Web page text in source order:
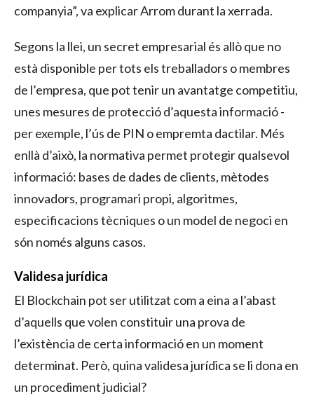
companyia”, va explicar Arrom durant la xerrada.
Segons la llei, un secret empresarial és allò que no
està disponible per tots els treballadors o membres
de l’empresa, que pot tenir un avantatge competitiu,
unes mesures de protecció d’aquesta informació -
per exemple, l’ús de PIN o empremta dactilar. Més
enllà d’això, la normativa permet protegir qualsevol
informació: bases de dades de clients, mètodes
innovadors, programari propi, algoritmes,
especificacions tècniques o un model de negoci en
són només alguns casos.
Validesa jurídica
El Blockchain pot ser utilitzat com a eina a l’abast
d’aquells que volen constituir una prova de
l’existència de certa informació en un moment
determinat. Però, quina validesa jurídica se li dona en
un procediment judicial?